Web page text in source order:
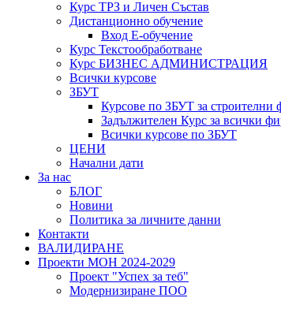
Курс ТРЗ и Личен Състав
Дистанционно обучение
Вход Е-обучение
Курс Текстообработване
Курс БИЗНЕС АДМИНИСТРАЦИЯ
Всички курсове
ЗБУТ
Курсове по ЗБУТ за строителни
Задължителен Курс за всички
Всички курсове по ЗБУТ
ЦЕНИ
Начални дати
За нас
БЛОГ
Новини
Политика за личните данни
Контакти
ВАЛИДИРАНЕ
Проекти МОН 2024-2029
Проект "Успех за теб"
Модернизиране ПОО